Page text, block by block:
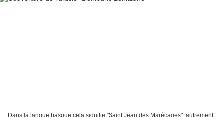
Dans la langue basque cela signifie "Saint Jean des Marécages", autrement